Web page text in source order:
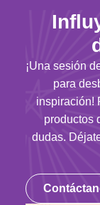
¡Una sesión
para
inspiración!
productos
dudas.